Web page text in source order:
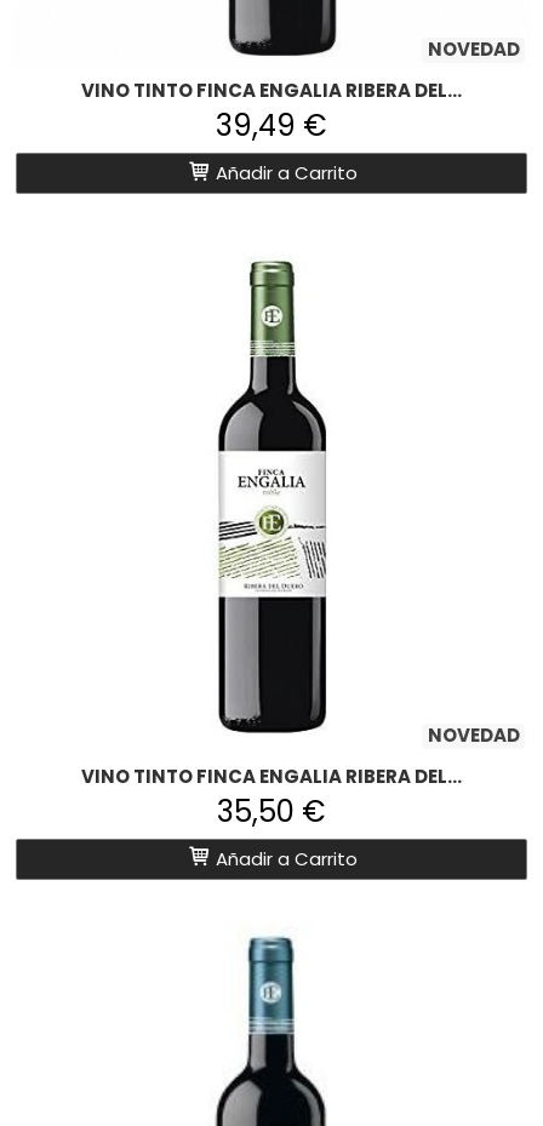
NOVEDAD
VINO TINTO FINCA ENGALIA RIBERA DEL...
39,49 €
Añadir a Carrito
NOVEDAD
VINO TINTO FINCA ENGALIA RIBERA DEL...
35,50 €
Añadir a Carrito